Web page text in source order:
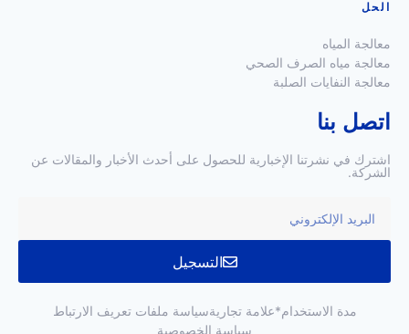
الحل
معالجة المياه
معالجة مياه الصرف الصحي
معالجة النفايات الصلبة
اتصل بنا
اشترك في نشرتنا الإخبارية للحصول على أحدث الأخبار والمقالات عن
الشركة.
التسجيل
مدة الاستخدام*علامة تجاريةسياسة ملفات تعريف الارتباط
سياسة الخصوصية